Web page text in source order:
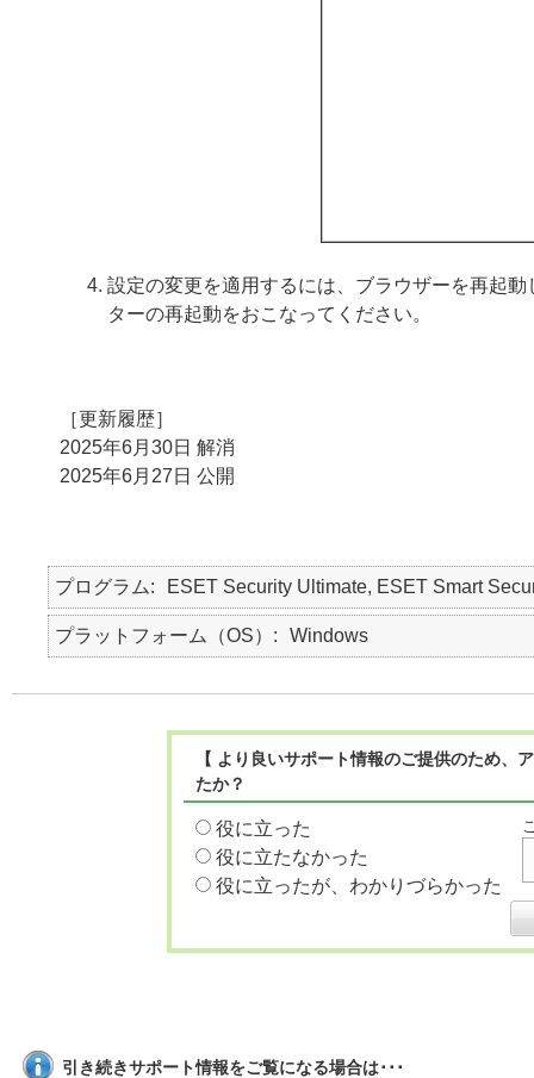
設定の変更を適用するには、ブラウザーを再起
ターの再起動をおこなってください。
［更新履歴］
2025年6月30日 解消
2025年6月27日 公開
プログラム ESET Security Ultimate, ESET Smart
プラットフォーム（OS） Windows
【 より良いサポート情報のご提供のため
たか？
役に立った
役に立たなかった
役に立ったが、わかりづらかった
引き続きサポート情報をご覧になる場合は･･･